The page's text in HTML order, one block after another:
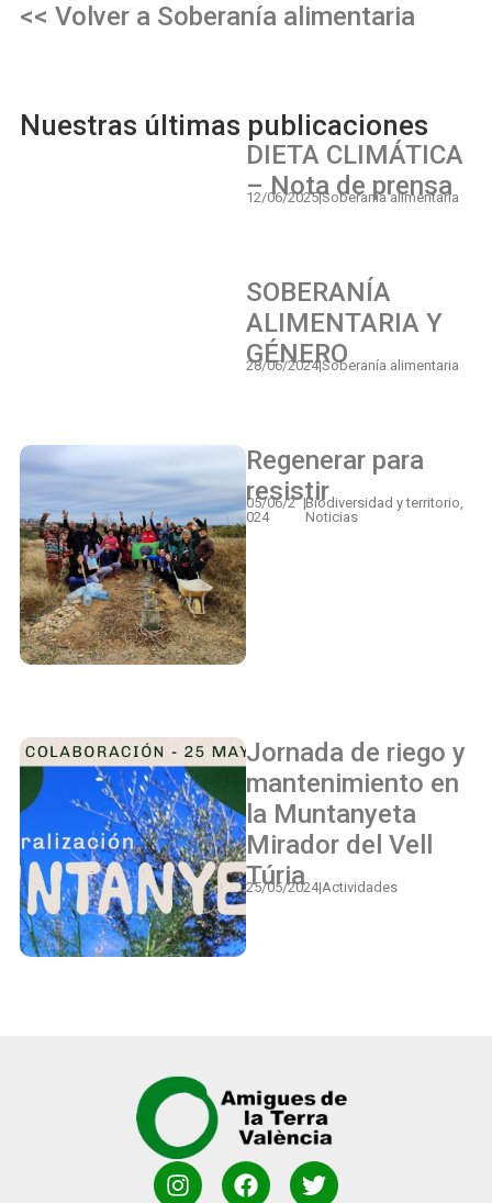
<< Volver a Soberanía alimentaria
Nuestras últimas publicaciones
DIETA CLIMÁTICA
– Nota de prensa
12/06/2025|Soberanía alimentaria
SOBERANÍA
ALIMENTARIA Y
GÉNERO
28/06/2024|Soberanía alimentaria
Regenerar para
resistir
05/06/2
024
|Biodiversidad y territorio,
Noticias
Jornada de riego y
mantenimiento en
la Muntanyeta
Mirador del Vell
Túria
25/05/2024|Actividades